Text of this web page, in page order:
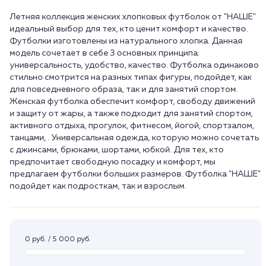
Летняя коллекция женских хлопковых футболок от "НАШЕ"
идеальный выбор для тех, кто ценит комфорт и качество.
Футболки изготовлены из натурального хлопка. Данная
модель сочетает в себе 3 основных принципа:
универсальность, удобство, качество. Футболка одинаково
стильно смотрится на разных типах фигуры, подойдет, как
для повседневного образа, так и для занятий спортом.
Женская футболка обеспечит комфорт, свободу движений
и защиту от жары, а также подходит для занятий спортом,
активного отдыха, прогулок, фитнесом, йогой, спортзалом,
танцами, . Универсальная одежда, которую можно сочетать
с джинсами, брюками, шортами, юбкой. Для тех, кто
предпочитает свободную посадку и комфорт, мы
предлагаем футболки больших размеров. Футболка "НАШЕ"
подойдет как подросткам, так и взрослым.
0 руб. / 5 000 руб.